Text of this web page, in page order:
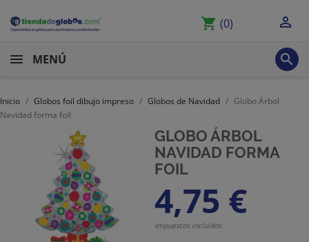
shopping_cart (0) 
MENÚ 
Inicio Globos foil dibujo impreso Globos de Navidad
Globo Árbol
Navidad forma foil
GLOBO ÁRBOL
NAVIDAD FORMA
FOIL
4,75 €
Impuestos incluidos